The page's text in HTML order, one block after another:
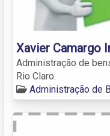
Xavier Camargo
Administração de
Rio Claro.
Administração de